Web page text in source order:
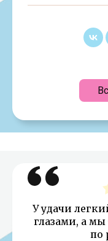
У удачи
глазами, а мы
по